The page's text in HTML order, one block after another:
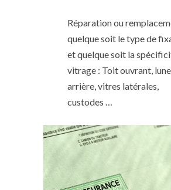
Réparation ou
quelque soit le type de
et quelque soit la
vitrage : Toit ouvrant,
arrière, vitres latérales,
custodes …